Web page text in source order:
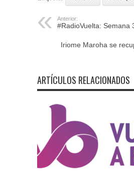
Anterior:
#RadioVuelta: Semana
Iriome Maroha se
ARTÍCULOS RELACIONADOS